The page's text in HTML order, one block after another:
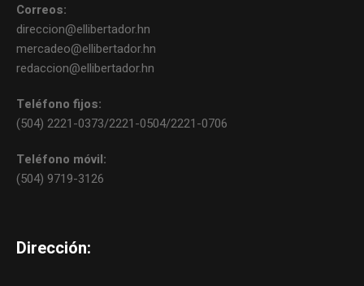
Correos:
direccion@ellibertador.hn
mercadeo@ellibertador.hn
redaccion@ellibertador.hn
Teléfono fijos:
(504) 2221-0373/2221-0504/2221-0706
Teléfono móvil:
(504) 9719-3126
Dirección: